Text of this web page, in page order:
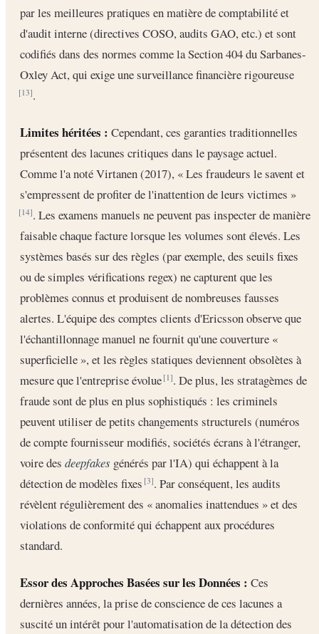
par les meilleures pratiques en matière de comptabilité et
d'audit interne (directives COSO, audits GAO, etc.) et sont
codifiés dans des normes comme la Section 404 du Sarbanes-
Oxley Act, qui exige une surveillance financière rigoureuse
[13].
Limites héritées : Cependant, ces garanties traditionnelles
présentent des lacunes critiques dans le paysage actuel.
Comme l'a noté Virtanen (2017), « Les fraudeurs le savent et
s'empressent de profiter de l'inattention de leurs victimes »
[14]. Les examens manuels ne peuvent pas inspecter de manière
faisable chaque facture lorsque les volumes sont élevés. Les
systèmes basés sur des règles (par exemple, des seuils fixes
ou de simples vérifications regex) ne capturent que les
problèmes connus et produisent de nombreuses fausses
alertes. L'équipe des comptes clients d'Ericsson observe que
l'échantillonnage manuel ne fournit qu'une couverture «
superficielle », et les règles statiques deviennent obsolètes à
mesure que l'entreprise évolue[1]. De plus, les stratagèmes de
fraude sont de plus en plus sophistiqués : les criminels
peuvent utiliser de petits changements structurels (numéros
de compte fournisseur modifiés, sociétés écrans à l'étranger,
voire des deepfakes générés par l'IA) qui échappent à la
détection de modèles fixes[3]. Par conséquent, les audits
révèlent régulièrement des « anomalies inattendues » et des
violations de conformité qui échappent aux procédures
standard.
Essor des Approches Basées sur les Données : Ces
dernières années, la prise de conscience de ces lacunes a
suscité un intérêt pour l'automatisation de la détection des